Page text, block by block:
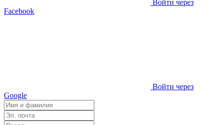
Войти через
Facebook
Войти через
Google